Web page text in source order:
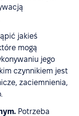
jakieś
mogą
jego
czynnikiem jest
zaciemnienia,
Potrzeba